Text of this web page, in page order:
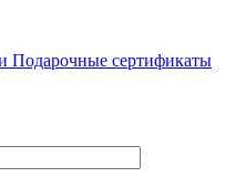
Подарочные сертификаты